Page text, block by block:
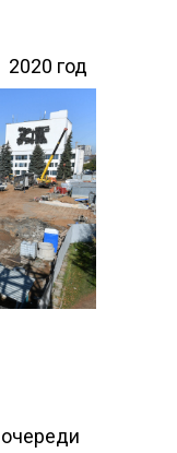
2020 год